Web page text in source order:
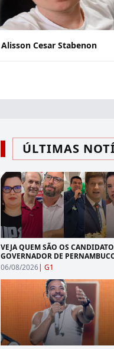
Alisson Cesar Stabenon
ÚLTIMAS
VEJA QUEM SÃO OS
GOVERNADOR DE
06/08/2026| G1